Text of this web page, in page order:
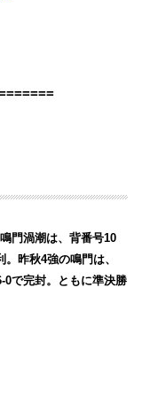
門渦潮は、背番号10
昨秋4強の鳴門は、
0で完封。ともに準決勝